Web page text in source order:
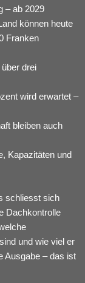
– ab 2029
können heute
Franken
drei
wird erwartet –
bleiben auch
Kapazitäten und
schliesst sich
Dachkontrolle
und wie viel er
Ausgabe – das ist